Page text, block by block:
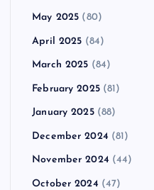
May 2025 (80)
April 2025 (84)
March 2025 (84)
February 2025(81)
January 2025(88)
December 2024 (81)
November 2024 (44)
October 2024 (47)